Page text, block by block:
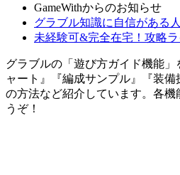
GameWithからのお知らせ
グラブル知識に自信がある
未経験可&完全在宅！攻略ラ
グラブルの「遊び方ガイド機能
ャート』『編成サンプル』『装
の方法など紹介しています。各
うぞ！